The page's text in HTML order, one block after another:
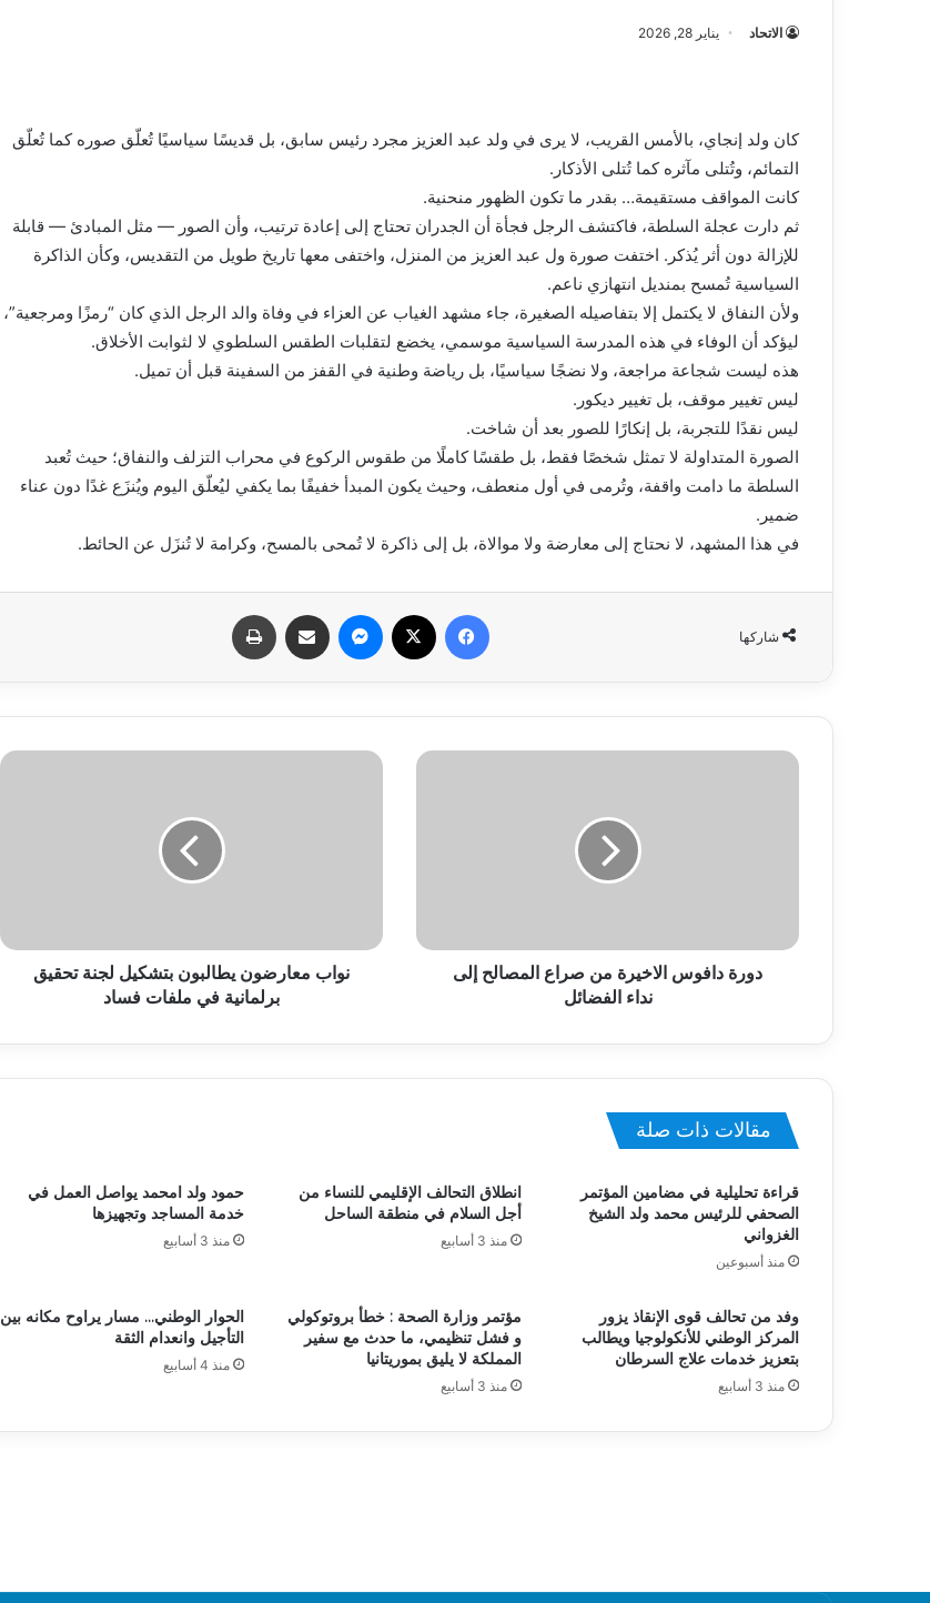
الاتحاد يناير 28, 2026
كان ولد إنجاي، بالأمس القريب، لا يرى في ولد عبد العزيز مجرد رئيس سابق، بل قديسًا سياسيًا تُعلّق صوره كما تُعلّق
التمائم، وتُتلى مآثره كما تُتلى الأذكار.
كانت المواقف مستقيمة… بقدر ما تكون الظهور منحنية.
ثم دارت عجلة السلطة، فاكتشف الرجل فجأة أن الجدران تحتاج إلى إعادة ترتيب، وأن الصور — مثل المبادئ — قابلة
للإزالة دون أثر يُذكر. اختفت صورة ول عبد العزيز من المنزل، واختفى معها تاريخ طويل من التقديس، وكأن الذاكرة
السياسية تُمسح بمنديل انتهازي ناعم.
ولأن النفاق لا يكتمل إلا بتفاصيله الصغيرة، جاء مشهد الغياب عن العزاء في وفاة والد الرجل الذي كان “رمزًا ومرجعية”،
ليؤكد أن الوفاء في هذه المدرسة السياسية موسمي، يخضع لتقلبات الطقس السلطوي لا لثوابت الأخلاق.
هذه ليست شجاعة مراجعة، ولا نضجًا سياسيًا، بل رياضة وطنية في القفز من السفينة قبل أن تميل.
ليس تغيير موقف، بل تغيير ديكور.
ليس نقدًا للتجربة، بل إنكارًا للصور بعد أن شاخت.
الصورة المتداولة لا تمثل شخصًا فقط، بل طقسًا كاملًا من طقوس الركوع في محراب التزلف والنفاق؛ حيث تُعبد
السلطة ما دامت واقفة، وتُرمى في أول منعطف، وحيث يكون المبدأ خفيفًا بما يكفي ليُعلّق اليوم ويُنزَع غدًا دون عناء
ضمير.
في هذا المشهد، لا نحتاج إلى معارضة ولا موالاة، بل إلى ذاكرة لا تُمحى بالمسح، وكرامة لا تُنزَل عن الحائط.
شاركها
فيسبوك ماسنجر مشاركة عبر البريد
دورة دافوس الاخيرة من صراع المصالح إلى
نداء الفضائل
نواب معارضون يطالبون بتشكيل لجنة تحقيق
برلمانية في ملفات فساد
مقالات ذات صلة
قراءة تحليلية في مضامين المؤتمر
الصحفي للرئيس محمد ولد الشيخ
الغزواني
منذ أسبوعين
انطلاق التحالف الإقليمي للنساء من
أجل السلام في منطقة الساحل
منذ 3 أسابيع
حمود ولد امحمد يواصل العمل في
خدمة المساجد وتجهيزها
منذ 3 أسابيع
وفد من تحالف قوى الإنقاذ يزور
المركز الوطني للأنكولوجيا ويطالب
بتعزيز خدمات علاج السرطان
منذ 3 أسابيع
مؤتمر وزارة الصحة : خطأ بروتوكولي
و فشل تنظيمي، ما حدث مع سفير
المملكة لا يليق بموريتانيا
منذ 3 أسابيع
الحوار الوطني… مسار يراوح مكانه بين
التأجيل وانعدام الثقة
منذ 4 أسابيع